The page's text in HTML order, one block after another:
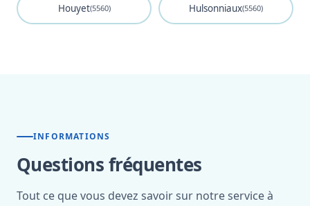
Houyet(5560) Hulsonniaux(5560)
INFORMATIONS
Questions fréquentes
Tout ce que vous devez savoir sur notre service à